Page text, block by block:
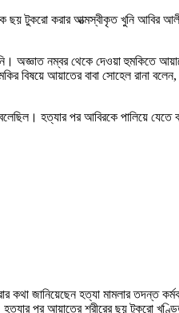
টুকরো করার আত্মস্বীকৃত খুনি আবির
অজ্ঞাত নম্বর থেকে দেওয়া
বিষয়ে আয়াতের বাবা সোহেল রানা
হত্যার পর আবিরকে পালিয়ে
কথা জানিয়েছেন হত্যা মামলার তদন্ত
পর আয়াতের শরীরের ছয় টুকরো